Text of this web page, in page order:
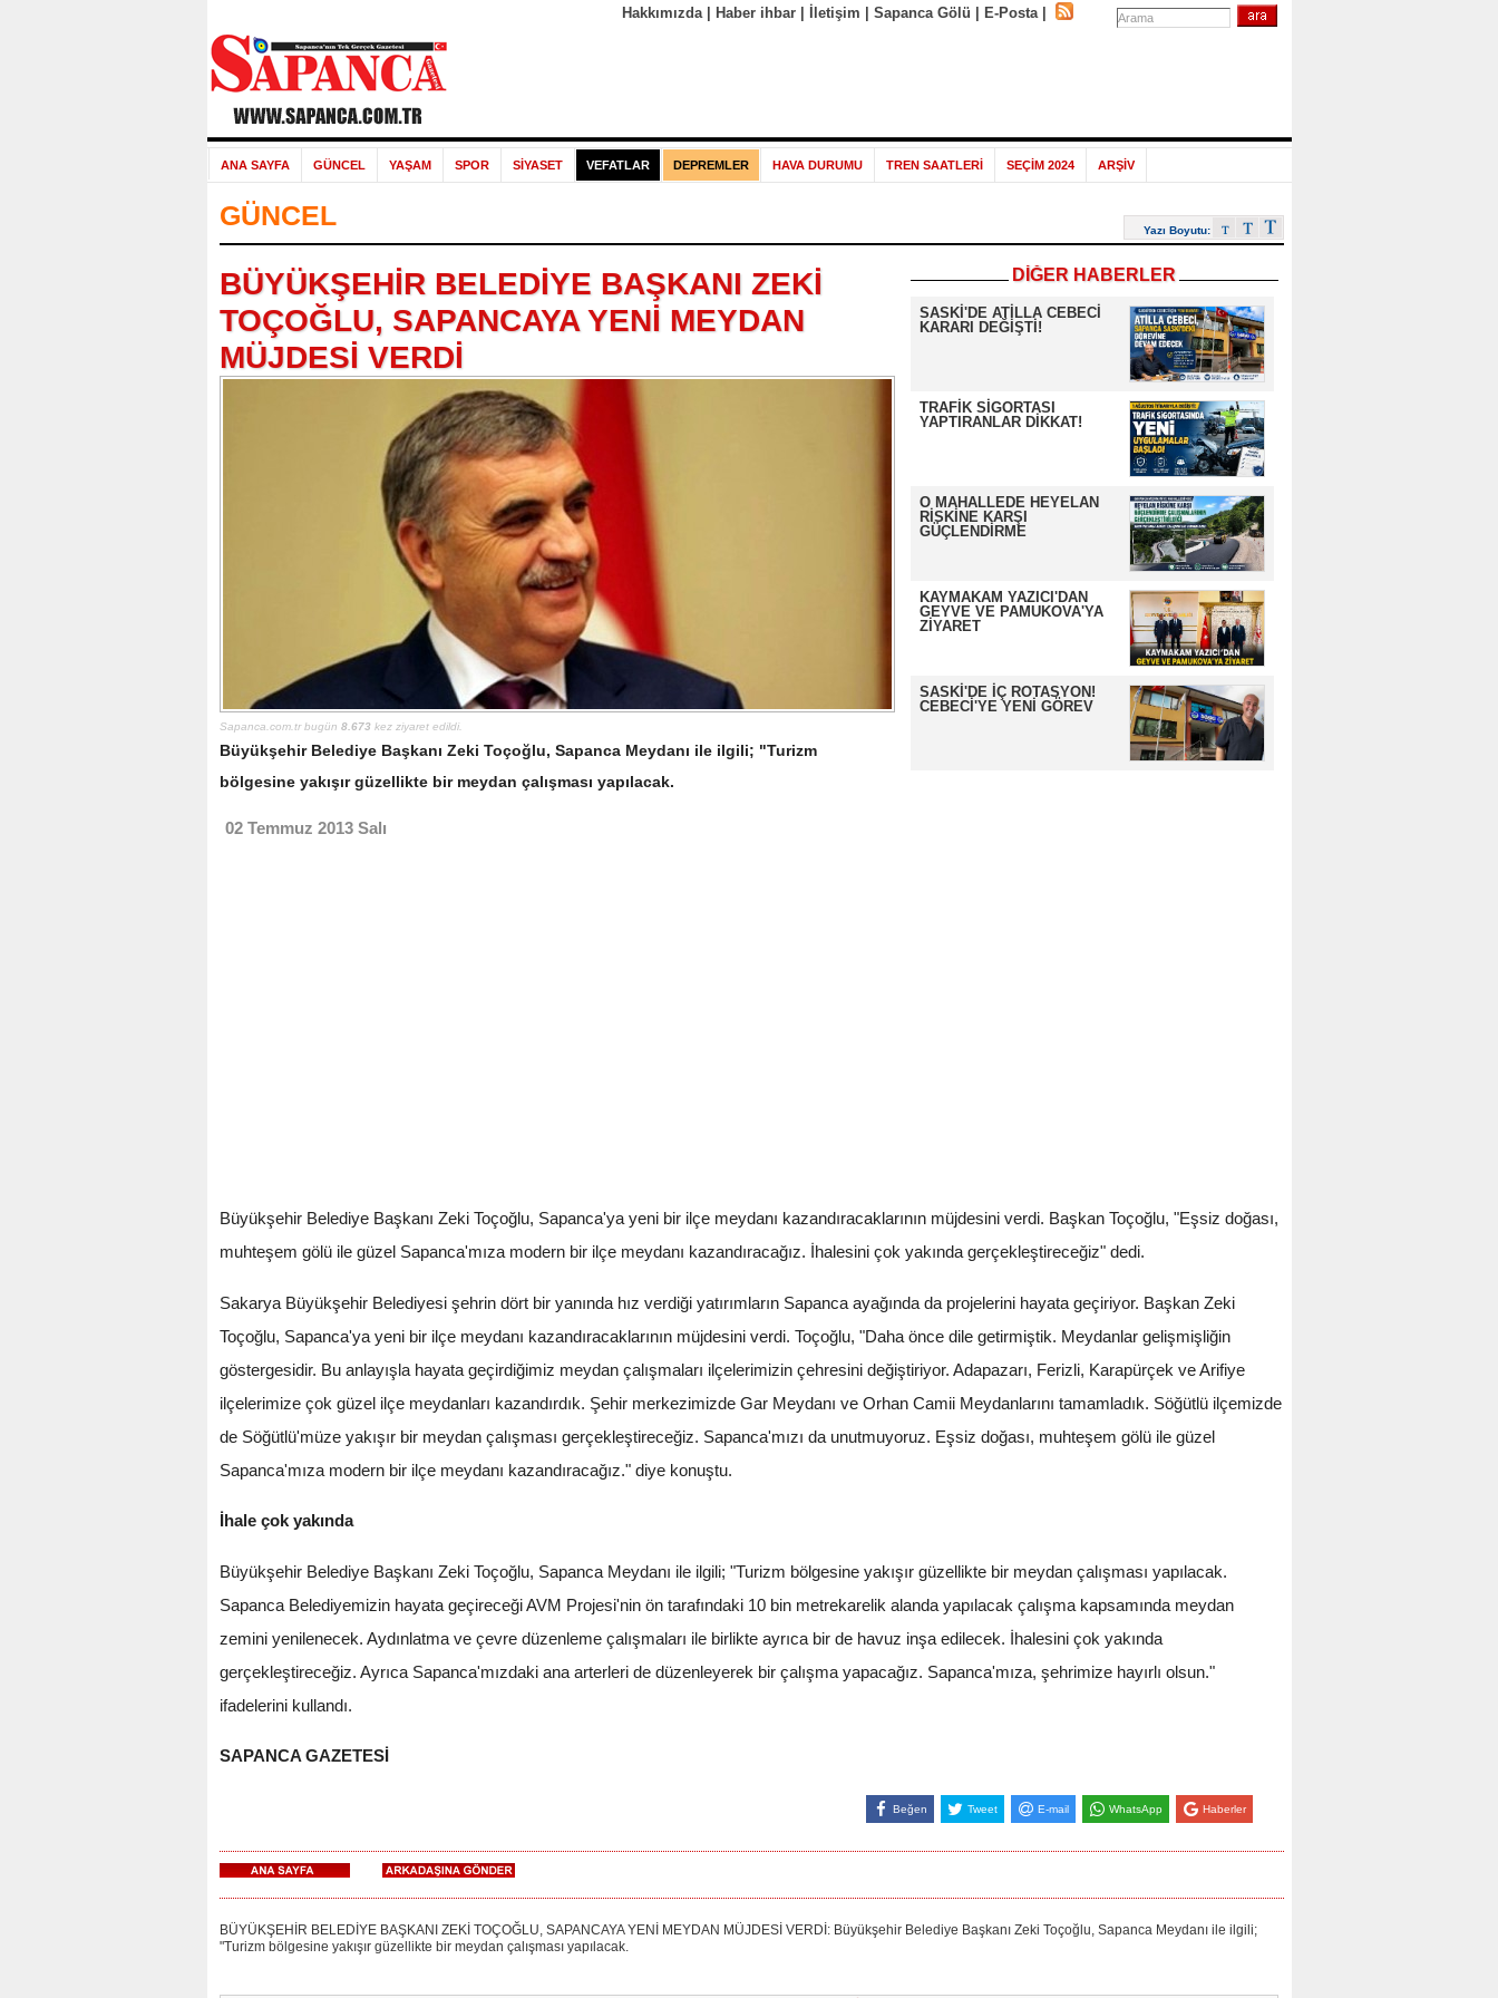
Hakkımızda| Haber ihbar| İletişim Sapanca Gölü E-Posta|
ANA SAYFA GÜNCEL YAŞAM SPOR SİYASET VEFATLAR DEPREMLER HAVA DURUMU TREN SAATLERİ SEÇİM 2024 ARŞİV
GÜNCEL Yazı Boyutu:
DİĞER HABERLER
SASKİ'DE ATİLLA CEBECİ
KARARI DEĞİŞTİ!
TRAFİK SİGORTASI
YAPTIRANLAR DİKKAT!
O MAHALLEDE HEYELAN
RİSKİNE KARŞI
GÜÇLENDİRME
KAYMAKAM YAZICI'DAN
GEYVE VE PAMUKOVA'YA
ZİYARET
SASKİ'DE İÇ ROTASYON!
CEBECİ'YE YENİ GÖREV
BÜYÜKŞEHİR BELEDİYE BAŞKANI ZEKİ
TOÇOĞLU, SAPANCAYA YENİ MEYDAN
MÜJDESİ VERDİ
Sapanca.com.tr bugün 8.673kez ziyaret edildi.
Büyükşehir Belediye Başkanı Zeki Toçoğlu, Sapanca Meydanı ile ilgili; "Turizm
bölgesine yakışır güzellikte bir meydan çalışması yapılacak.
02 Temmuz 2013 Salı
Büyükşehir Belediye Başkanı Zeki Toçoğlu, Sapanca'ya yeni bir ilçe meydanı kazandıracaklarının müjdesini verdi. Başkan Toçoğlu, "Eşsiz doğası,
muhteşem gölü ile güzel Sapanca'mıza modern bir ilçe meydanı kazandıracağız. İhalesini çok yakında gerçekleştireceğiz" dedi.
Sakarya Büyükşehir Belediyesi şehrin dört bir yanında hız verdiği yatırımların Sapanca ayağında da projelerini hayata geçiriyor. Başkan Zeki
Toçoğlu, Sapanca'ya yeni bir ilçe meydanı kazandıracaklarının müjdesini verdi. Toçoğlu, "Daha önce dile getirmiştik. Meydanlar gelişmişliğin
göstergesidir. Bu anlayışla hayata geçirdiğimiz meydan çalışmaları ilçelerimizin çehresini değiştiriyor. Adapazarı, Ferizli, Karapürçek ve Arifiye
ilçelerimize çok güzel ilçe meydanları kazandırdık. Şehir merkezimizde Gar Meydanı ve Orhan Camii Meydanlarını tamamladık. Söğütlü ilçemizde
de Söğütlü'müze yakışır bir meydan çalışması gerçekleştireceğiz. Sapanca'mızı da unutmuyoruz. Eşsiz doğası, muhteşem gölü ile güzel
Sapanca'mıza modern bir ilçe meydanı kazandıracağız." diye konuştu.
İhale çok yakında
Büyükşehir Belediye Başkanı Zeki Toçoğlu, Sapanca Meydanı ile ilgili; "Turizm bölgesine yakışır güzellikte bir meydan çalışması yapılacak.
Sapanca Belediyemizin hayata geçireceği AVM Projesi'nin ön tarafındaki 10 bin metrekarelik alanda yapılacak çalışma kapsamında meydan
zemini yenilenecek. Aydınlatma ve çevre düzenleme çalışmaları ile birlikte ayrıca bir de havuz inşa edilecek. İhalesini çok yakında
gerçekleştireceğiz. Ayrıca Sapanca'mızdaki ana arterleri de düzenleyerek bir çalışma yapacağız. Sapanca'mıza, şehrimize hayırlı olsun."
ifadelerini kullandı.
SAPANCA GAZETESİ
Beğen Tweet E-mail WhatsApp Haberler
BÜYÜKŞEHİR BELEDİYE BAŞKANI ZEKİ TOÇOĞLU, SAPANCAYA YENİ MEYDAN MÜJDESİ VERDİ: Büyükşehir Belediye Başkanı Zeki Toçoğlu, Sapanca Meydanı ile ilgili;
"Turizm bölgesine yakışır güzellikte bir meydan çalışması yapılacak.